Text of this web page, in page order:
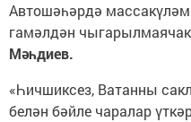
Автошәһәрдә
гамәлдән
Мәһдиев.
«Һичшиксез, Ватанны
белән бәйле чаралар